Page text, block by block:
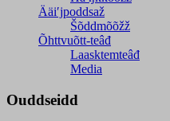
Ääiʹjpoddsaž
Šõddmõõžž
Õhttvuõtt-teâđ
Laasktemteâđ
Media
Ouddseidd